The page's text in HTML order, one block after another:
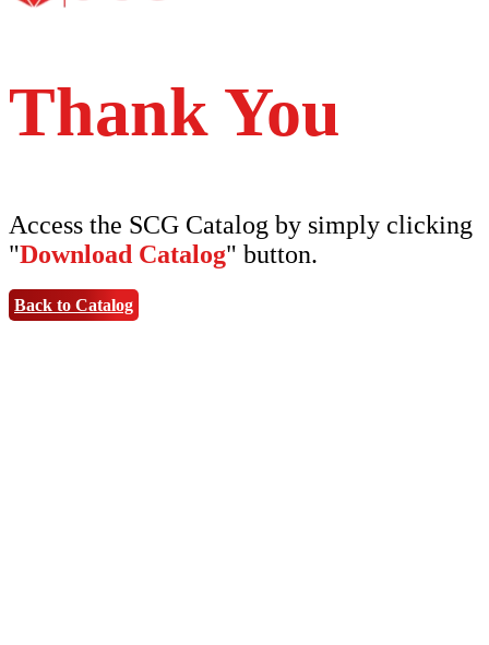
Thank You
Access the SCG Catalog by simply clicking
"Download Catalog" button.
Back to Catalog